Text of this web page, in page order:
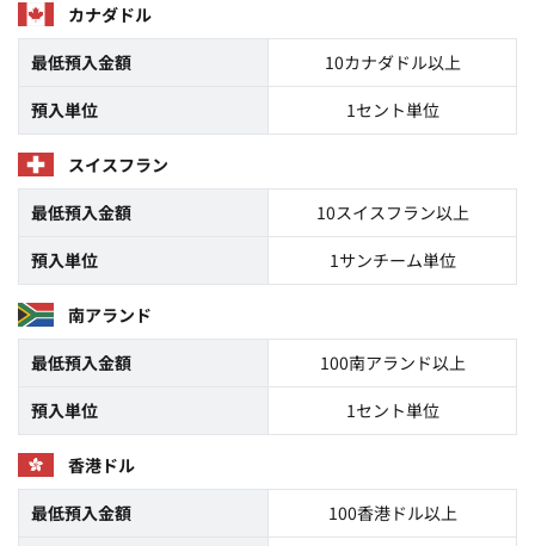
カナダドル
最低預入金額
10カナダドル以上
預入単位
1セント単位
スイスフラン
最低預入金額
10スイスフラン以上
預入単位
1サンチーム単位
南アランド
最低預入金額
100南アランド以上
預入単位
1セント単位
香港ドル
最低預入金額
100香港ドル以上